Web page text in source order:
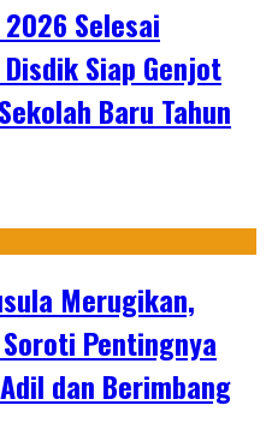
2026 Selesai
Siap Genjot
Baru Tahun
Merugikan,
Pentingnya
dan Berimbang